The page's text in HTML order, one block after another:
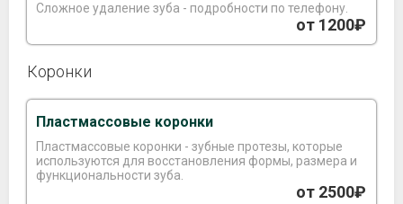
Сложное удаление зуба - подробности по телефону.
от 1200₽
Коронки
Пластмассовые коронки
Пластмассовые коронки - зубные протезы, которые
используются для восстановления формы, размера и
функциональности зуба.
от 2500₽